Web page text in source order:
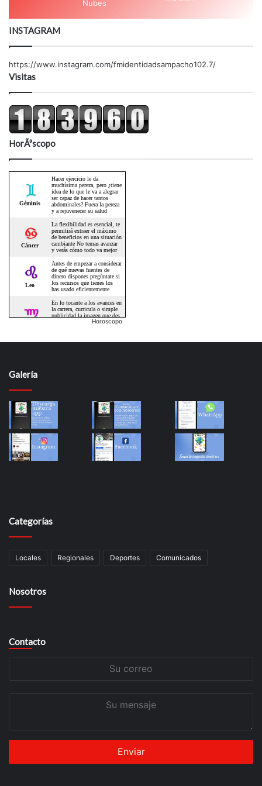
Nubes
INSTAGRAM
https://www.instagram.com/fmidentidadsampacho102.7/
Visitas
HorÃ³scopo
Horoscopo
Galería
Categorías
Locales Regionales Deportes Comunicados
Nosotros
Contacto